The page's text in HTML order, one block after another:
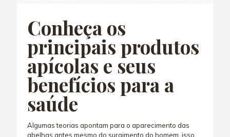
Conheça os
principais produtos
apícolas e seus
benefícios para a
saúde
Algumas teorias apontam para o aparecimento das
abelhas antes mesmo do surgimento do homem, isso